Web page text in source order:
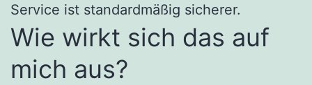
Service ist standardmäßig sicherer.
Wie wirkt sich das auf
mich aus?